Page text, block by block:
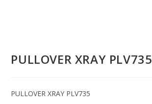
PULLOVER XRAY PLV735
PULLOVER XRAY PLV735